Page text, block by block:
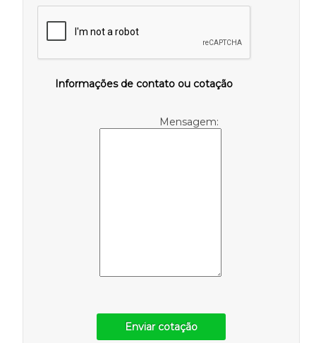
Informações de contato ou cotação
Mensagem:
Enviar cotação